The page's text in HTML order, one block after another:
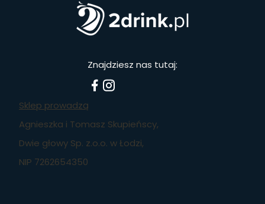
Znajdziesz nas tutaj:
Sklep prowadzą
Agnieszka i Tomasz Skupieńscy,
Dwie głowy Sp. z.o.o. w Łodzi,
NIP 7262654350